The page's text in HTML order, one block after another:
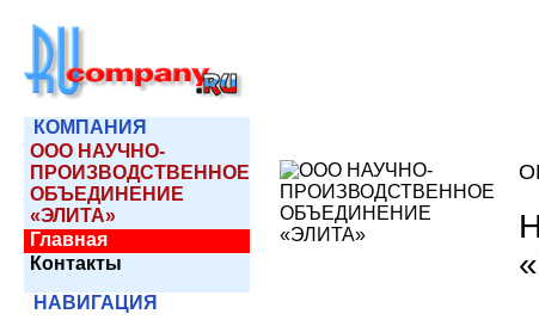
КОМПАНИЯ
ООО НАУЧНО-
ПРОИЗВОДСТВЕННОЕ
ОБЪЕДИНЕНИЕ
«ЭЛИТА»
Главная
Контакты
НАВИГАЦИЯ